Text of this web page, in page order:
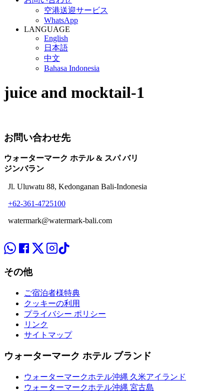
空港送迎サービス
WhatsApp
LANGUAGE
English
日本語
中文
Bahasa Indonesia
juice and mocktail-1
お問い合わせ先
ウォーターマーク ホテル & スパ バリ
ジンバラン
Jl. Uluwatu 88, Kedonganan Bali-Indonesia
+62-361-4725100
watermark@watermark-bali.com
その他
ご宿泊者様特典
クッキーの利用
プライバシー ポリシー
リンク
サイトマップ
ウォーターマーク ホテル ブランド
ウォーターマークホテル沖縄 久米アイランド
ウォーターマークホテル沖縄 宮古島